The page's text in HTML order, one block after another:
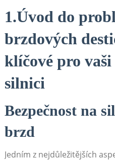
1.Úvod do
brzdových
klíčové pro vaši
silnici
Bezpečnost na
brzd
Jedním z⁤ nejdůležitějších